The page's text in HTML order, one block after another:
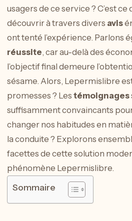
usagers de ce service ? C’est ce
découvrir à travers divers avis
ont tenté l’expérience. Parlons
réussite, car au-delà des
l’objectif final demeure
sésame. Alors, Lepermislibre
promesses ? Les témoignages
suffisamment convaincants
changer nos habitudes en
la conduite ? Explorons
facettes de cette solution
phénomène Lepermislibre.
Sommaire